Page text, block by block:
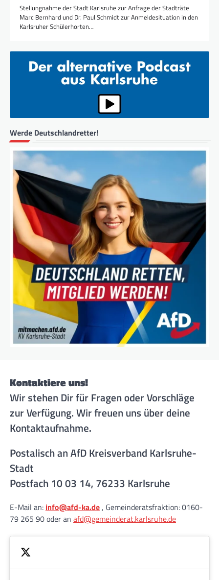
Stellungnahme der Stadt Karlsruhe zur Anfrage der Stadträte
Marc Bernhard und Dr. Paul Schmidt zur Anmeldesituation in den
Karlsruher Schülerhorten…
Werde Deutschlandretter!
Kontaktiere uns!
Wir stehen Dir für Fragen oder Vorschläge
zur Verfügung. Wir freuen uns über deine
Kontaktaufnahme.
Postalisch an AfD Kreisverband Karlsruhe-
Stadt
Postfach 10 03 14, 76233 Karlsruhe
E-Mail an: info@afd-ka.de, Gemeinderatsfraktion: 0160-
79 265 90 oder an afd@gemeinderat.karlsruhe.de